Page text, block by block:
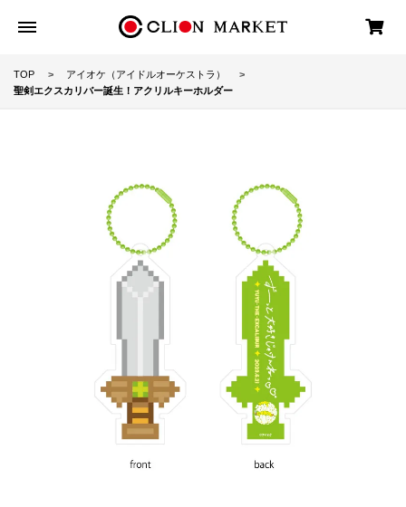
TOP
アイオケ（アイドルオーケストラ）
聖剣エクスカリバー誕生！アクリルキーホルダー